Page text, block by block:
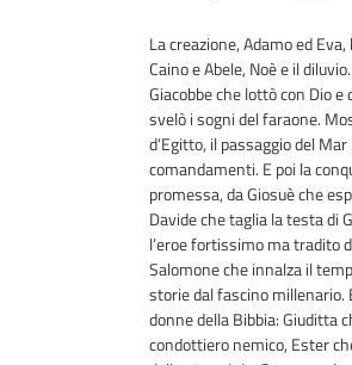
La creazione, Adamo ed Eva,
Caino e Abele, Noè e il
Giacobbe che lottò con Dio e
svelò i sogni del faraone.
d’Egitto, il passaggio del Mar
comandamenti. E poi la
promessa, da Giosuè che
Davide che taglia la testa di
l’eroe fortissimo ma tradito
Salomone che innalza il
storie dal fascino millenario.
donne della Bibbia: Giuditta
condottiero nemico, Ester